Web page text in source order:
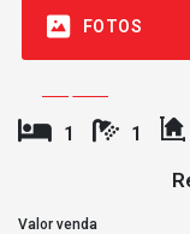
FOTOS
1 1
Valor venda